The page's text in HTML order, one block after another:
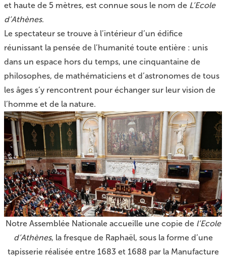
et haute de 5 mètres, est connue sous le nom de L’Ecole
d’Athènes.
Le spectateur se trouve à l’intérieur d’un édifice
réunissant la pensée de l’humanité toute entière : unis
dans un espace hors du temps, une cinquantaine de
philosophes, de mathématiciens et d’astronomes de tous
les âges s’y rencontrent pour échanger sur leur vision de
l’homme et de la nature.
Notre Assemblée Nationale accueille une copie de l’Ecole
d’Athènes, la fresque de Raphaël, sous la forme d’une
tapisserie réalisée entre 1683 et 1688 par la Manufacture